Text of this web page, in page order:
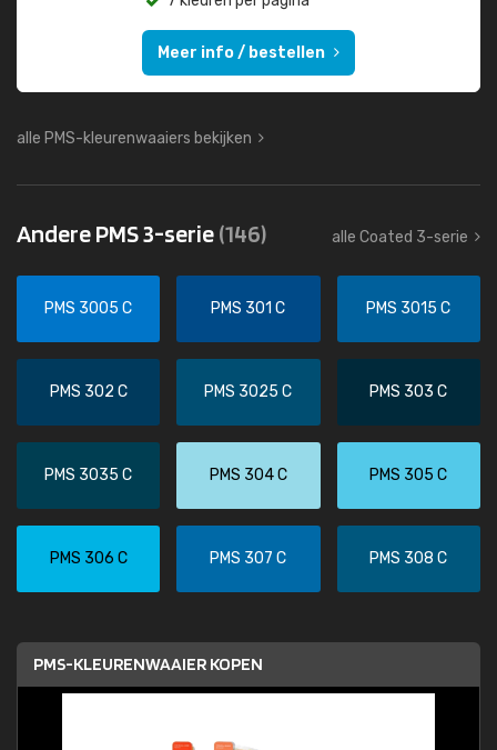
Meer info / bestellen
alle PMS-kleurenwaaiers bekijken
Andere PMS 3-serie(146) alle Coated 3-serie
PMS 3005 C PMS 301 C PMS 3015 C
PMS 302 C PMS 3025 C PMS 303 C
PMS 3035 C PMS 304 C PMS 305 C
PMS 306 C PMS 307 C PMS 308 C
PMS-KLEURENWAAIER KOPEN